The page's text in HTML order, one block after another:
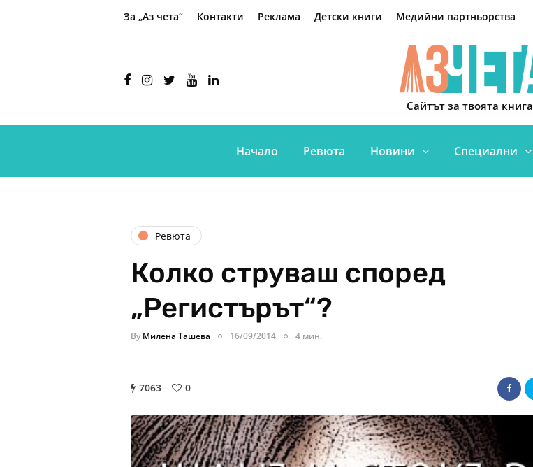
За „Аз чета“ Контакти Реклама Детски книги Медийни партньорства
Сайтът за твоята книга
Начало Ревюта Новини Специални
Ревюта
Колко струваш според
„Регистърът“?
By Милена Ташева 16/09/2014 4 мин.
7063 0